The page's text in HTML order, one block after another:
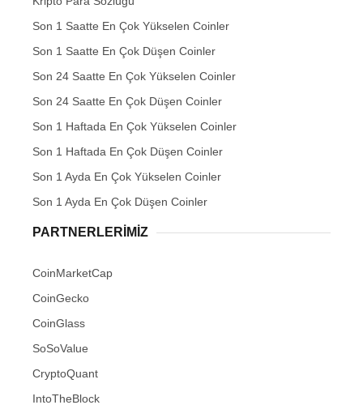
Son 1 Saatte En Çok Yükselen Coinler
Son 1 Saatte En Çok Düşen Coinler
Son 24 Saatte En Çok Yükselen Coinler
Son 24 Saatte En Çok Düşen Coinler
Son 1 Haftada En Çok Yükselen Coinler
Son 1 Haftada En Çok Düşen Coinler
Son 1 Ayda En Çok Yükselen Coinler
Son 1 Ayda En Çok Düşen Coinler
PARTNERLERIMIZ
CoinMarketCap
CoinGecko
CoinGlass
SoSoValue
CryptoQuant
IntoTheBlock